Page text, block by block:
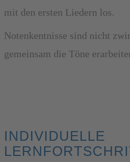
mit den ersten Liedern los.
Notenkentnisse sind nicht
gemeinsam die Töne
INDIVIDUELLE